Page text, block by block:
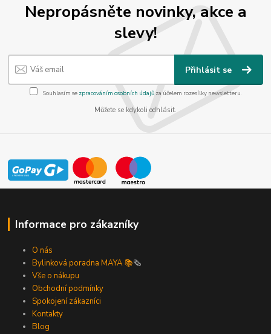
Nepropásněte novinky, akce a
slevy!
Přihlásit se
Souhlasím se zpracováním osobních údajůza účelem rozesílky newsletteru.
Můžete se kdykoli odhlásit.
Informace pro zákazníky
O nás
Bylinková poradna MAYA 📚🗞️
Vše o nákupu
Obchodní podmínky
Spokojení zákazníci
Kontakty
Blog